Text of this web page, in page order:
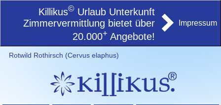
Killikus© Urlaub Unterkunft
Zimmervermittlung bietet über
20.000+ Angebote!
Impressum
Rotwild Rothirsch (Cervus elaphus)